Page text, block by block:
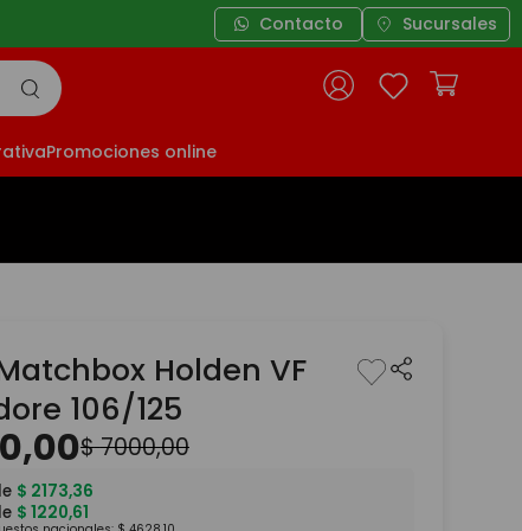
Contacto Sucursales
Promociones online
Holden VF
106/125
,00$7000,00
$ 2173,36
$ 1220,61